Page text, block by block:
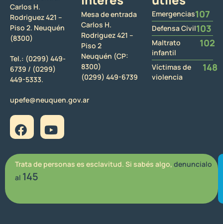
Carlos H.
Rodriguez 421 –
Piso 2. Neuquén
(8300)
Tel.: (0299) 449-
6739 / (0299)
449-5333.
upefe@neuquen.gov.ar
Mesa de entrada
Carlos H.
Rodriguez 421 –
Piso 2
Neuquén (CP:
8300)
(0299) 449-6739
Emergencias107
Defensa Civil103
Maltrato
infantil
102
Víctimas de
violencia
148
Trata de personas es esclavitud. Si sabés algo, denuncialo
al 145